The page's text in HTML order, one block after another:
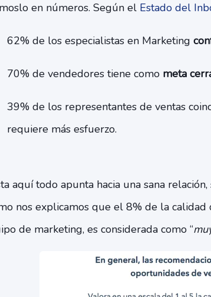
en números. Según el Estado del
62% de los especialistas en Marketing
70% de vendedores tiene como meta
39% de los representantes de ventas
requiere más esfuerzo.
aquí todo apunta hacia una sana
nos explicamos que el 8% de la
de marketing, es considerada como “